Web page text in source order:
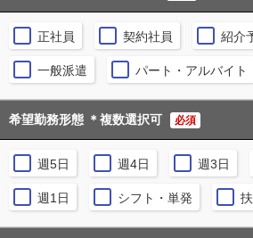
正社員 契約社員 紹介
一般派遣 パート・アルバイト
希望勤務形態 ＊複数選択可 必須
週5日 週4日 週3日
週1日 シフト・単発